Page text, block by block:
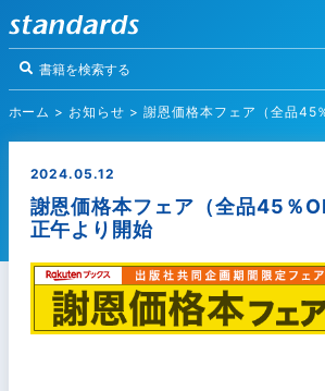
ホーム > お知らせ >謝恩価格本フェア（全品45％
2024.05.12
謝恩価格本フェア（全品45％
正午より開始